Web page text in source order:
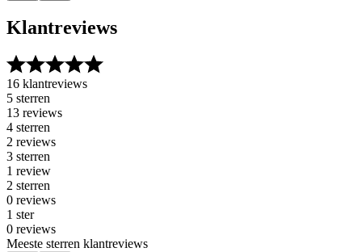
Klantreviews
16 klantreviews
5 sterren
13 reviews
4 sterren
2 reviews
3 sterren
1 review
2 sterren
0 reviews
1 ster
0 reviews
Meeste sterren klantreviews